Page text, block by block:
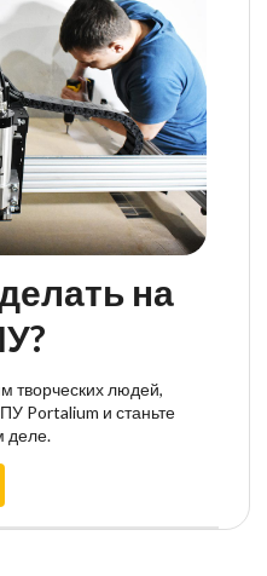
на
творческих людей,
Portalium и станьте
деле.